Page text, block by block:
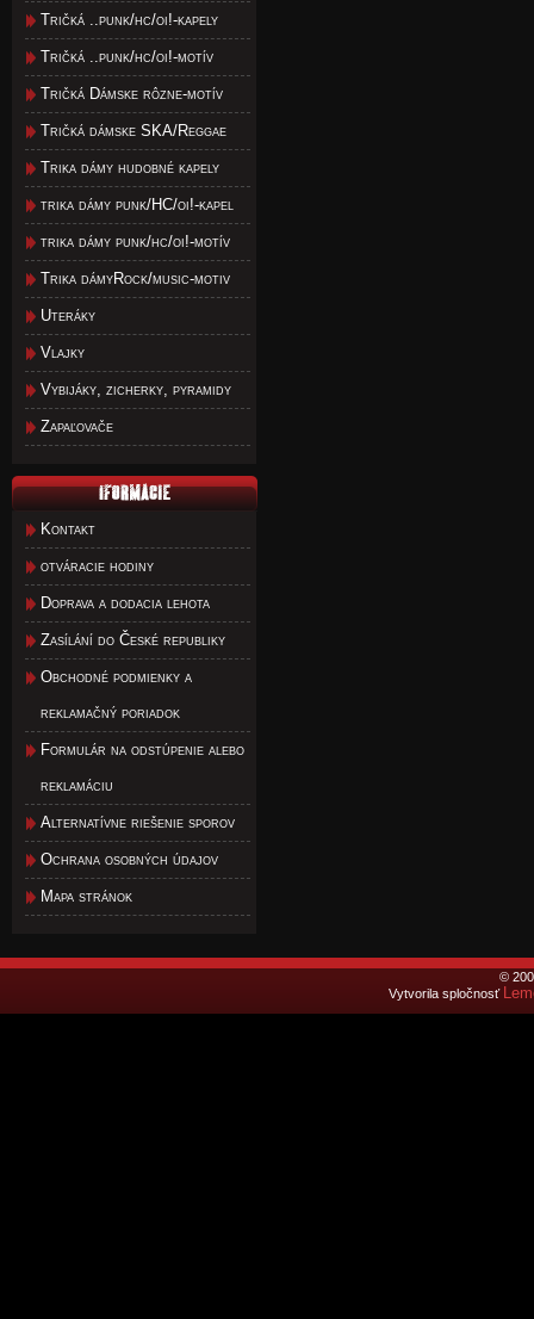
Tričká ..punk/hc/oi!-kapely
Tričká ..punk/hc/oi!-motív
Tričká Dámske rôzne-motív
Tričká dámske SKA/Reggae
Trika dámy hudobné kapely
trika dámy punk/HC/oi!-kapel
trika dámy punk/hc/oi!-motív
Trika dámyRock/music-motiv
Uteráky
Vlajky
Vybijáky, zicherky, pyramidy
Zapaľovače
Kontakt
otváracie hodiny
Doprava a dodacia lehota
Zasílání do České republiky
Obchodné podmienky a
reklamačný poriadok
Formulár na odstúpenie alebo
reklamáciu
Alternatívne riešenie sporov
Ochrana osobných údajov
Mapa stránok
©
Vytvorila spločnosť